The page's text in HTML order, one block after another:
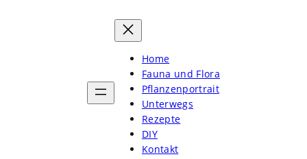
Home
Fauna und Flora
Pflanzenportrait
Unterwegs
Rezepte
DIY
Kontakt